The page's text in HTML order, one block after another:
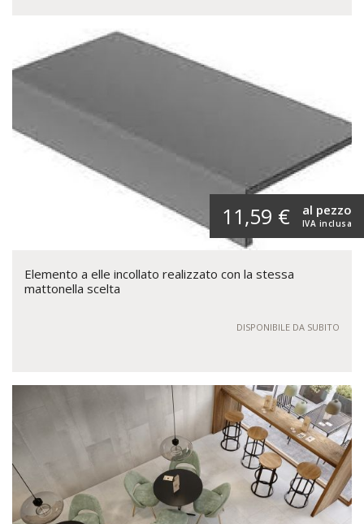
11,59 € IVA inclusa
al pezzo
Elemento a elle incollato realizzato con la stessa
mattonella scelta
DISPONIBILE DA SUBITO